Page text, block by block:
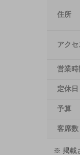
住所
アクセ
営業時
定休日
予算
客席数
※ 掲載